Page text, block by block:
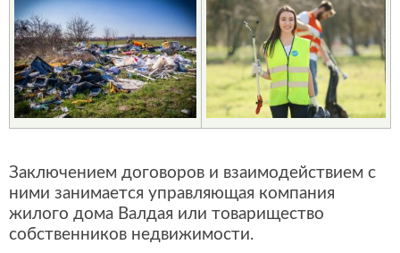
Заключением договоров и взаимодействием с
ними занимается управляющая компания
жилого дома Валдая или товарищество
собственников недвижимости.